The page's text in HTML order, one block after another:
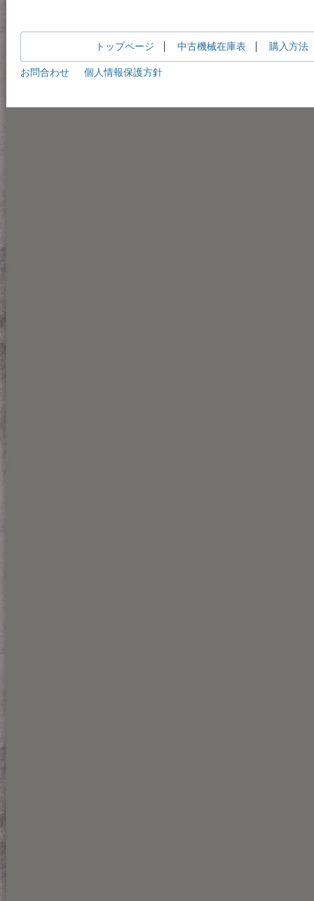
トップページ 中古機械在庫表 購入方法
お問合わせ 個人情報保護方針